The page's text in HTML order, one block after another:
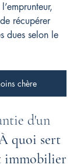
récupérer
dues selon le
chère
d'un
quoi sert
immobilier